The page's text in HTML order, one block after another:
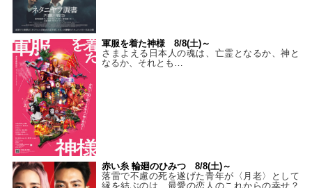
軍服を着た神様 8/8(土)～
さまよえる日本人の魂は、亡霊となるか、神と
なるか、それとも…
赤い糸 輪廻のひみつ 8/8(土)～
落雷で不慮の死を遂げた青年が〈月老〉として
縁を結ぶのは、最愛の恋人のこれからの幸せ？